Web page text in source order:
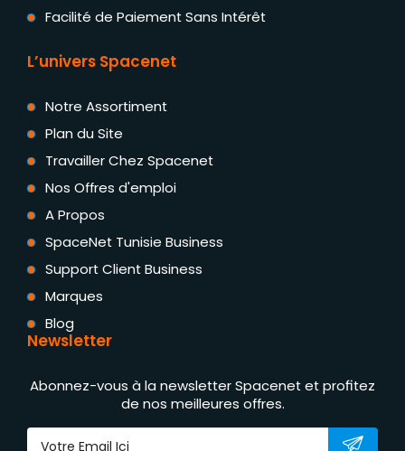
Facilité de Paiement Sans Intérêt
L’univers Spacenet
Notre Assortiment
Plan du Site
Travailler Chez Spacenet
Nos Offres d'emploi
A Propos
SpaceNet Tunisie Business
Support Client Business
Marques
Blog
Newsletter
Abonnez-vous à la newsletter Spacenet et profitez
de nos meilleures offres.